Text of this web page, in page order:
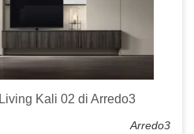
Kali 02 di Arredo3
Arredo3